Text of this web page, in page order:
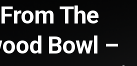
The
Bowl –